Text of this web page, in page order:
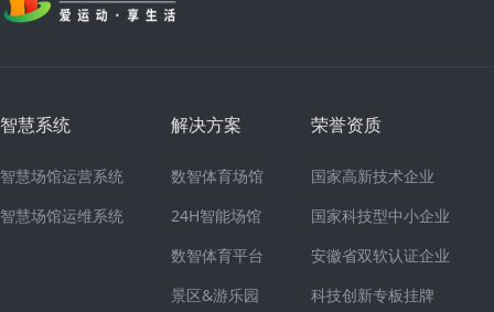
智慧系统
智慧场馆运营系统
智慧场馆运维系统
解决方案
数智体育场馆
24H智能场馆
数智体育平台
景区&游乐园
荣誉资质
国家高新技术企业
国家科技型中小企业
安徽省双软认证企业
科技创新专板挂牌